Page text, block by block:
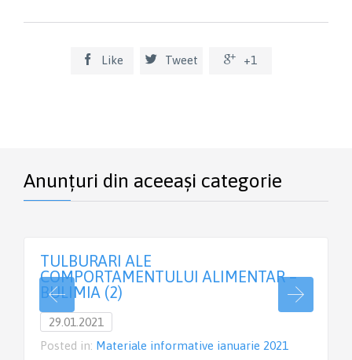
 Like  Tweet  +1
Anunțuri din aceeași categorie
TULBURARI ALE
COMPORTAMENTULUI ALIMENTAR –
BULIMIA (2)
29.01.2021
Posted in: Materiale informative ianuarie 2021